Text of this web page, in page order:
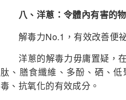
八、洋蔥：令體內有害的
解毒力No.1，有效改善便
洋蔥的解毒力毋庸置疑，在
肽、膳食纖維、多酚、硒、
毒、抗氧化的有效成分。